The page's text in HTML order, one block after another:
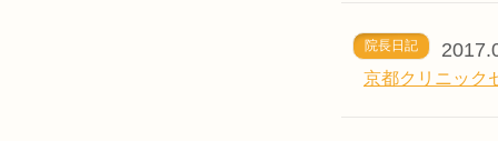
院長日記
京都クリニック